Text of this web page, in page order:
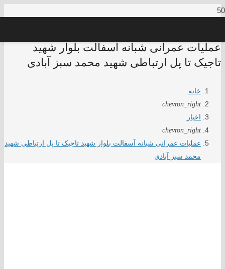
عملیات عمرانی شبانه آسفالت بلوار شهید
تاجیک تا پل ارتباطی شهید محمد سبز آبادی
خانه
chevron_right
اخبار
chevron_right
عملیات عمرانی شبانه آسفالت بلوار شهید تاجیک تا پل ارتباطی شهید
محمد سبز آبادی